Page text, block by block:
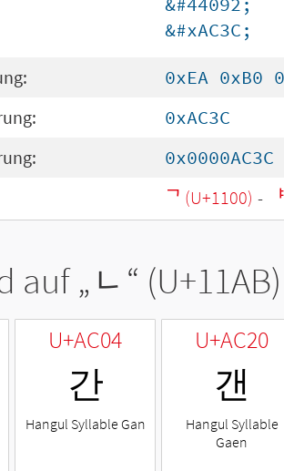
&#xAC3C;
0xEA 0xB0
0xAC3C
0x0000AC3C
ᄀ (U+1100) -
auf „ ᆫ “ (U+11AB)
U+AC04
간
Hangul Syllable Gan
U+AC20
갠
Hangul Syllable
Gaen